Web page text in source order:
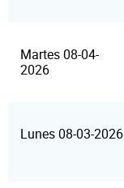
Martes 08-04-
2026
Lunes 08-03-2026